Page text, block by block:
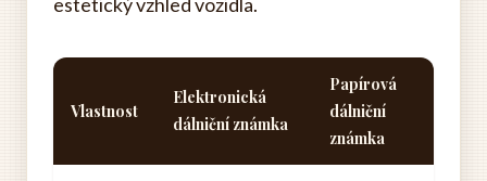
Vlastnost
Elektronická
dálniční známka
Papírová
dálniční
známka